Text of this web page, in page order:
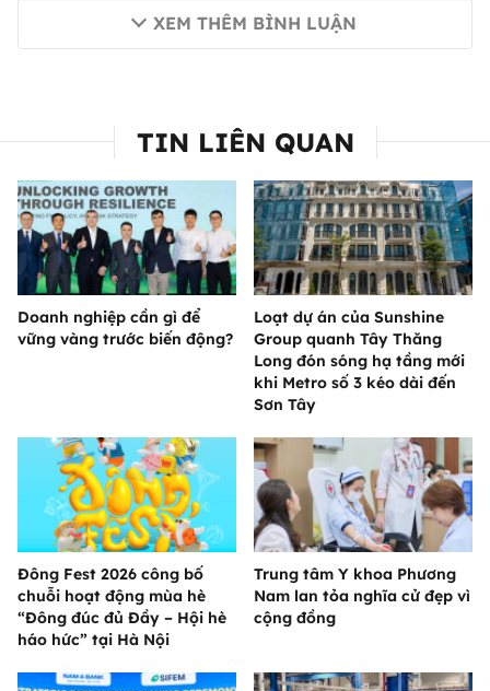
XEM THÊM BÌNH LUẬN
TIN LIÊN QUAN
Doanh nghiệp cần gì để
vững vàng trước biến động?
Loạt dự án của Sunshine
Group quanh Tây Thăng
Long đón sóng hạ tầng mới
khi Metro số 3 kéo dài đến
Sơn Tây
Đông Fest 2026 công bố
chuỗi hoạt động mùa hè
“Đông đúc đủ Đầy – Hội hè
háo hức” tại Hà Nội
Trung tâm Y khoa Phương
Nam lan tỏa nghĩa cử đẹp vì
cộng đồng